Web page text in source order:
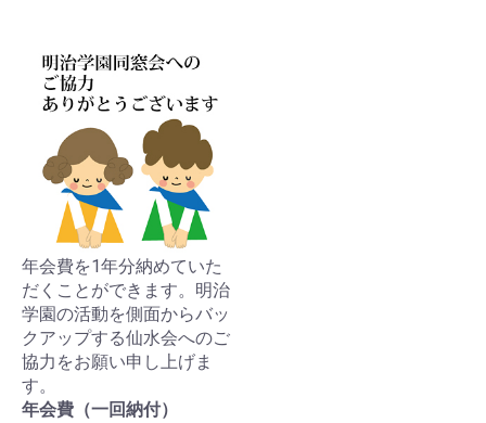
年会費を1年分納めていた
だくことができます。明治
学園の活動を側面からバッ
クアップする仙水会へのご
協力をお願い申し上げま
す。
年会費（一回納付）